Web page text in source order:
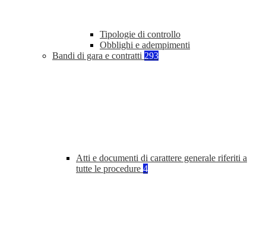
Tipologie di controllo
Obblighi e adempimenti
Bandi di gara e contratti 293
Atti e documenti di carattere generale riferiti a
tutte le procedure 4